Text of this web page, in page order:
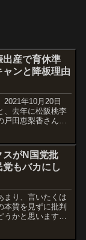
出産で育休準
ンと降板理由
2021年10月20日
、去年に松阪桃李
戸田恵梨香さんが
ッフ間では「戸
では？」と心配
スがN国党批
もバカにし
まり、言いたくは
本質を見ずに批判
うかと思います。